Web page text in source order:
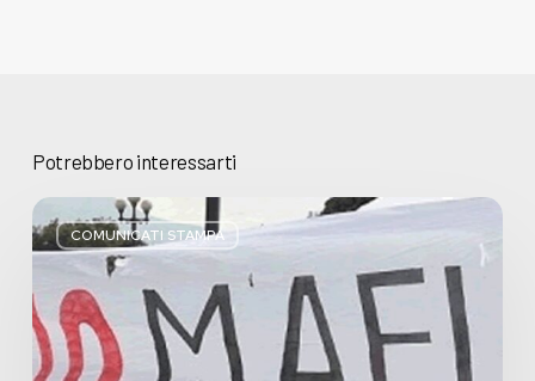
Potrebbero interessarti
COMUNICATI STAMPA
Basta
bugie,
Regione
Lombardia
pratica
l’antimafia
solo